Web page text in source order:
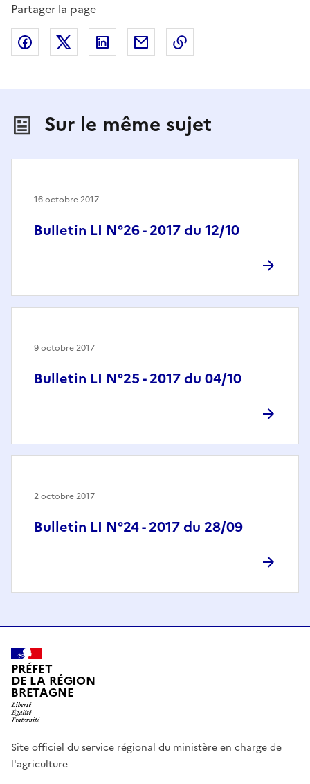
Partager la page
Partager sur Facebook
Partager sur X (anciennement Twitter)
Partager sur LinkedIn
Partager par email
Sur le même sujet
Bulletin LI N°26 - 2017 du 12/10
16 octobre 2017
Bulletin LI N°25 - 2017 du 04/10
9 octobre 2017
Bulletin LI N°24 - 2017 du 28/09
2 octobre 2017
PRÉFET
DE LA RÉGION
BRETAGNE
Site officiel du service régional du ministère en charge de
l'agriculture